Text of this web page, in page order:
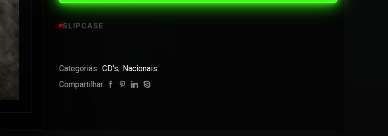
SLIPCASE
Categorias: CD's, Nacionais
Compartilhar: